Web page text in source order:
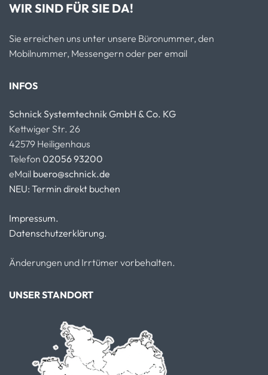
WIR SIND FÜR SIE DA!
Sie erreichen uns unter unsere Büronummer, den
Mobilnummer, Messengern oder per email
INFOS
Schnick Systemtechnik GmbH & Co. KG
Kettwiger Str. 26
42579 Heiligenhaus
Telefon 02056 93200
eMail buero@schnick.de
NEU: Termin direkt buchen
Impressum.
Datenschutzerklärung.
Änderungen und Irrtümer vorbehalten.
UNSER STANDORT